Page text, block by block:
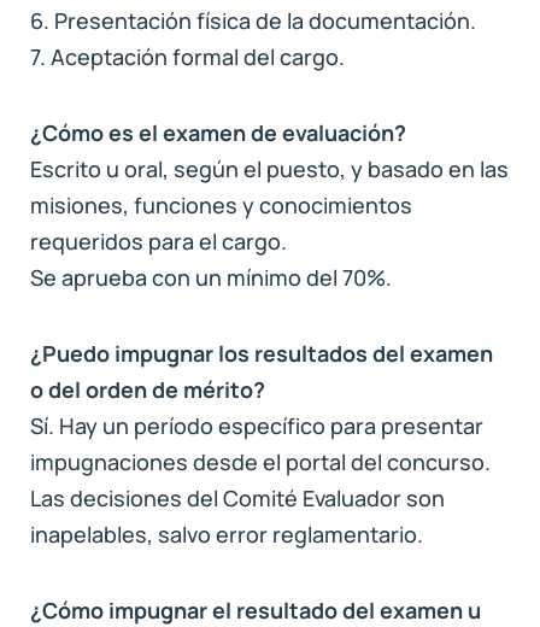
6. Presentación física de la documentación.
7. Aceptación formal del cargo.
¿Cómo es el examen de evaluación?
Escrito u oral, según el puesto, y basado en las
misiones, funciones y conocimientos
requeridos para el cargo.
Se aprueba con un mínimo del 70%.
¿Puedo impugnar los resultados del examen
o del orden de mérito?
Sí. Hay un período específico para presentar
impugnaciones desde el portal del concurso.
Las decisiones del Comité Evaluador son
inapelables, salvo error reglamentario.
¿Cómo impugnar el resultado del examen u